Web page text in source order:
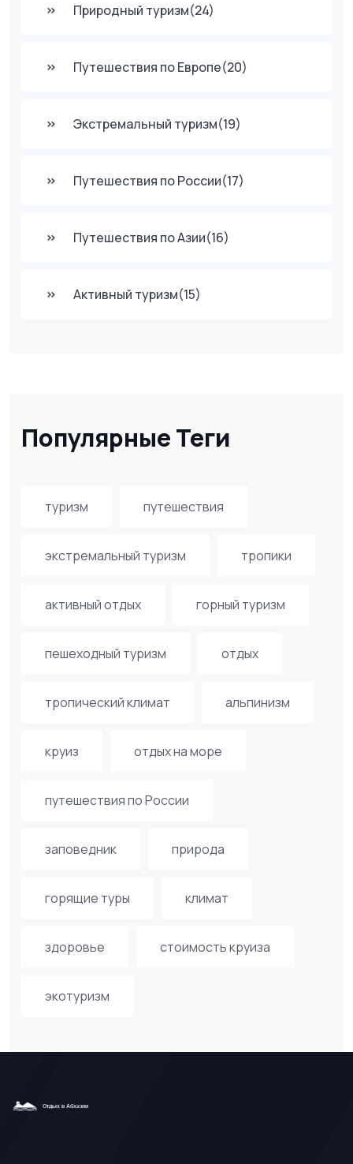
Природный туризм(24)
Путешествия по Европе(20)
Экстремальный туризм(19)
Путешествия по России(17)
Путешествия по Азии(16)
Активный туризм(15)
Популярные Теги
туризм путешествия
экстремальный туризм тропики
активный отдых горный туризм
пешеходный туризм отдых
тропический климат альпинизм
круиз отдых на море
путешествия по России
заповедник природа
горящие туры климат
здоровье стоимость круиза
экотуризм